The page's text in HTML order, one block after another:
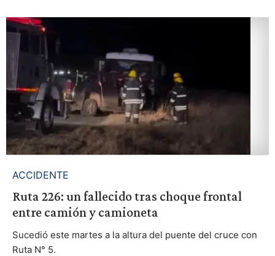
ACCIDENTE
Ruta 226: un fallecido tras choque frontal
entre camión y camioneta
Sucedió este martes a la altura del puente del cruce con
Ruta N° 5.